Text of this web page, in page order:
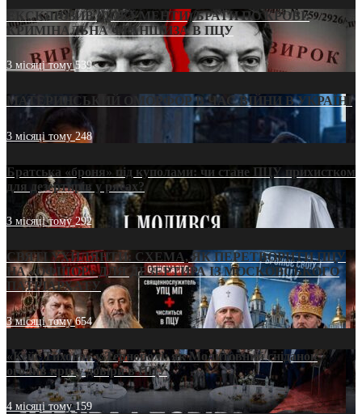
ЕКСКЛЮЗИВ (ДОКУМЕНТИ)/БРАТИ ПО КРОВІ:
КРИМІНАЛЬНА ФРАНШИЗА В ПЦУ
3 місяці тому539
МАТЕРИНСЬКИЙ ОМОРФОР В ЧАС ВІЙНИ В УКРАЇНІ
3 місяці тому248
Братська «броня» під куполами: чи стане ПЦУ прихистком
для дезертирів у рясах?
3 місяці тому292
СВЯТІ УХИЛЯНТИ: СХЕМА, ЯК ПЕРЕТВОРИТИ ПЦУ
НА «ОФШОР» ДЛЯ ДЕЗЕРТИРА ІЗ МОСКОВСЬКОГО
ПАТРІАРХАТУ
3 місяці тому654
«Кейс Тихона» у Тернополі: як Молитовний сніданок
оголив кризу довіри в ПЦУ
4 місяці тому159